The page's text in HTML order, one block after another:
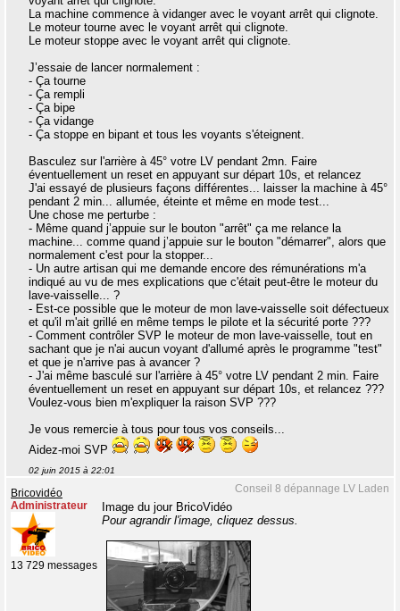
La machine commence à vidanger avec le voyant arrêt qui clignote.
Le moteur tourne avec le voyant arrêt qui clignote.
Le moteur stoppe avec le voyant arrêt qui clignote.
J’essaie de lancer normalement :
- Ça tourne
- Ça rempli
- Ça bipe
- Ça vidange
- Ça stoppe en bipant et tous les voyants s'éteignent.
Basculez sur l'arrière à 45° votre LV pendant 2mn. Faire
éventuellement un reset en appuyant sur départ 10s, et relancez
J'ai essayé de plusieurs façons différentes... laisser la machine à 45°
pendant 2 min... allumée, éteinte et même en mode test...
Une chose me perturbe :
- Même quand j’appuie sur le bouton "arrêt" ça me relance la
machine... comme quand j’appuie sur le bouton "démarrer", alors que
normalement c'est pour la stopper...
- Un autre artisan qui me demande encore des rémunérations m'a
indiqué au vu de mes explications que c'était peut-être le moteur du
lave-vaisselle... ?
- Est-ce possible que le moteur de mon lave-vaisselle soit défectueux
et qu'il m'ait grillé en même temps le pilote et la sécurité porte ???
- Comment contrôler SVP le moteur de mon lave-vaisselle, tout en
sachant que je n'ai aucun voyant d'allumé après le programme "test"
et que je n'arrive pas à avancer ?
- J'ai même basculé sur l'arrière à 45° votre LV pendant 2 min. Faire
éventuellement un reset en appuyant sur départ 10s, et relancez ???
Voulez-vous bien m'expliquer la raison SVP ???
Je vous remercie à tous pour tous vos conseils...
Aidez-moi SVP
02 juin 2015 à 22:01
Conseil 8 dépannage LV Laden
Bricovidéo
Administrateur
13 729 messages
Image du jour BricoVidéo
Pour agrandir l'image, cliquez dessus.